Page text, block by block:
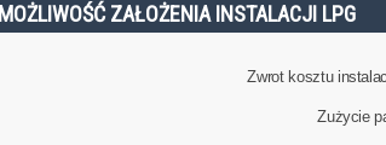
MOŻLIWOŚĆ ZAŁOŻENIA INSTALACJI LPG
Zwrot kosztu
Zużycie